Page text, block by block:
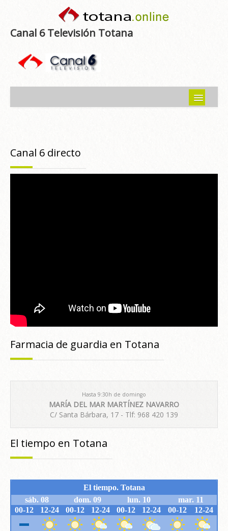
Canal 6 Televisión Totana
Programas emitidos
Canal 6 directo
Farmacia de guardia en Totana
Hasta 9:30h de domingo
MARÍA DEL MAR MARTÍNEZ NAVARRO
C/ Santa Bárbara, 17 - Tlf: 968 420 139
El tiempo en Totana